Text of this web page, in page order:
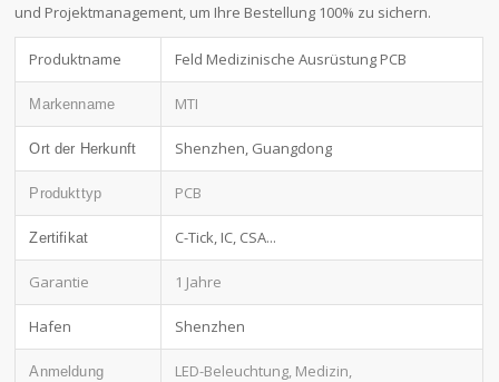
und Projektmanagement, um Ihre Bestellung 100% zu sichern.
Produktname Feld Medizinische Ausrüstung PCB
Markenname MTI
Ort der Herkunft Shenzhen, Guangdong
Produkttyp PCB
Zertifikat C-Tick, IC, CSA...
Garantie 1 Jahre
Hafen Shenzhen
Anmeldung
LED-Beleuchtung, Medizin,